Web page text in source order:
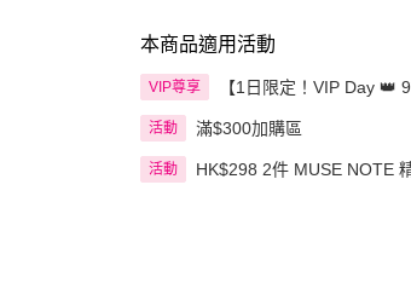
本商品適用活動
VIP尊享 【1日限定！VIP Day 👑 9
活動 滿$300加購區
活動 HK$298 2件 MUSE NOTE